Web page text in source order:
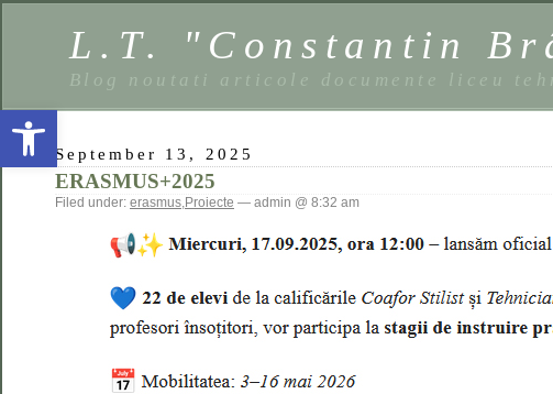
Open toolbar
L.T. "Constantin
Blog noutati articole documente liceu
September 13, 2025
ERASMUS+2025
Filed under: erasmus,Proiecte — admin @ 8:32 am